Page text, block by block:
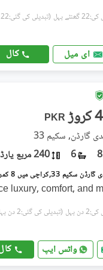
پہل (تبدیلی کی گئی:22 گھنٹے پہلے)
ای میل کال
PKR
گارڈن, سکیم 33
8
6 240 مربع یارڈ
luxury, comfort, and
دن پہل (تبدیلی کی گئی:2 دن پہلے)
واٹس ایپ